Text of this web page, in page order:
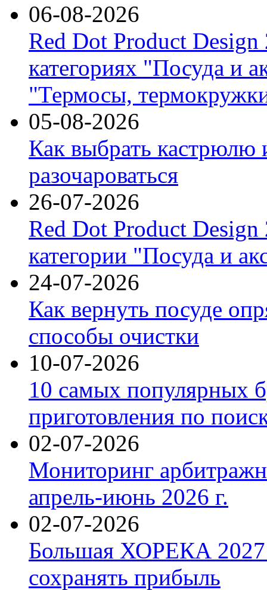
06-08-2026
Red Dot Product Design
категориях "Посуда и
"Термосы,
05-08-2026
Как выбрать кастрюлю
разочароваться
26-07-2026
Red Dot Product Design
категории "Посуда и
24-07-2026
Как вернуть посуде
способы очистки
10-07-2026
10 самых популярных
приготовления по
02-07-2026
Мониторинг
апрель-июнь 2026 г.
02-07-2026
Большая ХОРЕКА 2027:
сохранять прибыль